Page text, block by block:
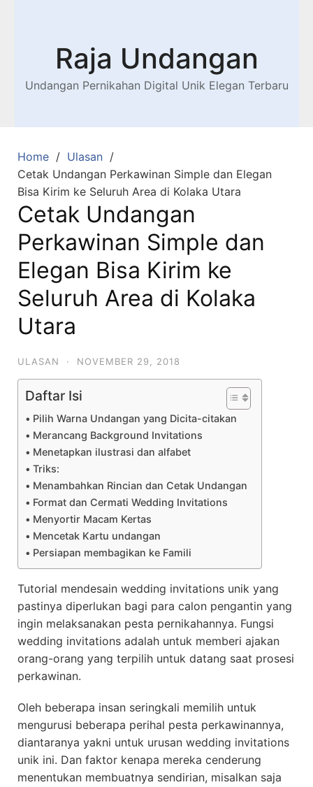
Raja Undangan
Undangan Pernikahan Digital Unik Elegan Terbaru
Home
Ulasan
Cetak Undangan Perkawinan Simple dan Elegan
Bisa Kirim ke Seluruh Area di Kolaka Utara
Cetak Undangan
Perkawinan Simple dan
Elegan Bisa Kirim ke
Seluruh Area di Kolaka
Utara
ULASAN · NOVEMBER 29, 2018
Daftar Isi
Pilih Warna Undangan yang Dicita-citakan
Merancang Background Invitations
Menetapkan ilustrasi dan alfabet
Triks:
Menambahkan Rincian dan Cetak Undangan
Format dan Cermati Wedding Invitations
Menyortir Macam Kertas
Mencetak Kartu undangan
Persiapan membagikan ke Famili
Tutorial mendesain wedding invitations unik yang
pastinya diperlukan bagi para calon pengantin yang
ingin melaksanakan pesta pernikahannya. Fungsi
wedding invitations adalah untuk memberi ajakan
orang-orang yang terpilih untuk datang saat prosesi
perkawinan.
Oleh beberapa insan seringkali memilih untuk
mengurusi beberapa perihal pesta perkawinannya,
diantaranya yakni untuk urusan wedding invitations
unik ini. Dan faktor kenapa mereka cenderung
menentukan membuatnya sendirian, misalkan saja